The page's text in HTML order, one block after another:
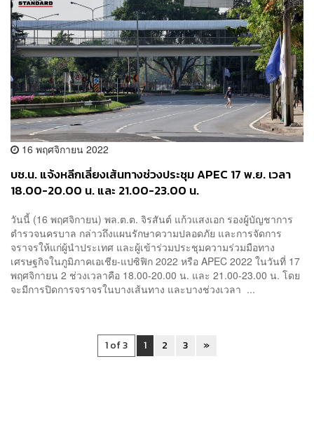
16 พฤศจิกายน 2022
บช.น. แจ้งหลีกเลี่ยงเส้นทางช่วงประชุม APEC 17 พ.ย. เวลา
18.00-20.00 น. และ 21.00-23.00 น.
วันนี้ (16 พฤศจิกายน) พล.ต.ต. จิรสันต์ แก้วแสงเอก รองผู้บัญชาการ
ตำรวจนครบาล กล่าวถึงแผนรักษาความปลอดภัย และการจัดการ
จราจรให้แก่ผู้นำประเทศ และผู้เข้าร่วมประชุมความร่วมมือทาง
เศรษฐกิจในภูมิภาคเอเชีย-แปซิฟิก 2022 หรือ APEC 2022 ในวันที่ 17
พฤศจิกายน 2 ช่วงเวลาคือ 18.00-20.00 น. และ 21.00-23.00 น. โดย
จะมีการปิดการจราจรในบางเส้นทาง และบางช่วงเวลา ...
1 of 3 1 2 3 »